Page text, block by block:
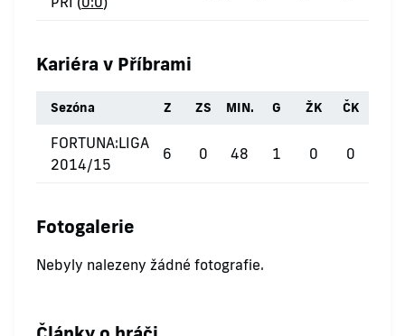
Kariéra v Příbrami
Sezóna Z ZS MIN. G ŽK ČK
FORTUNA:LIGA
2014/15
6 0 48 1 0 0
Fotogalerie
Nebyly nalezeny žádné fotografie.